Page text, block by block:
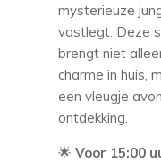
mysterieuze
vastlegt. Deze
brengt niet
charme in huis,
een vleugje
ontdekking.
🌟 Voor 15:00